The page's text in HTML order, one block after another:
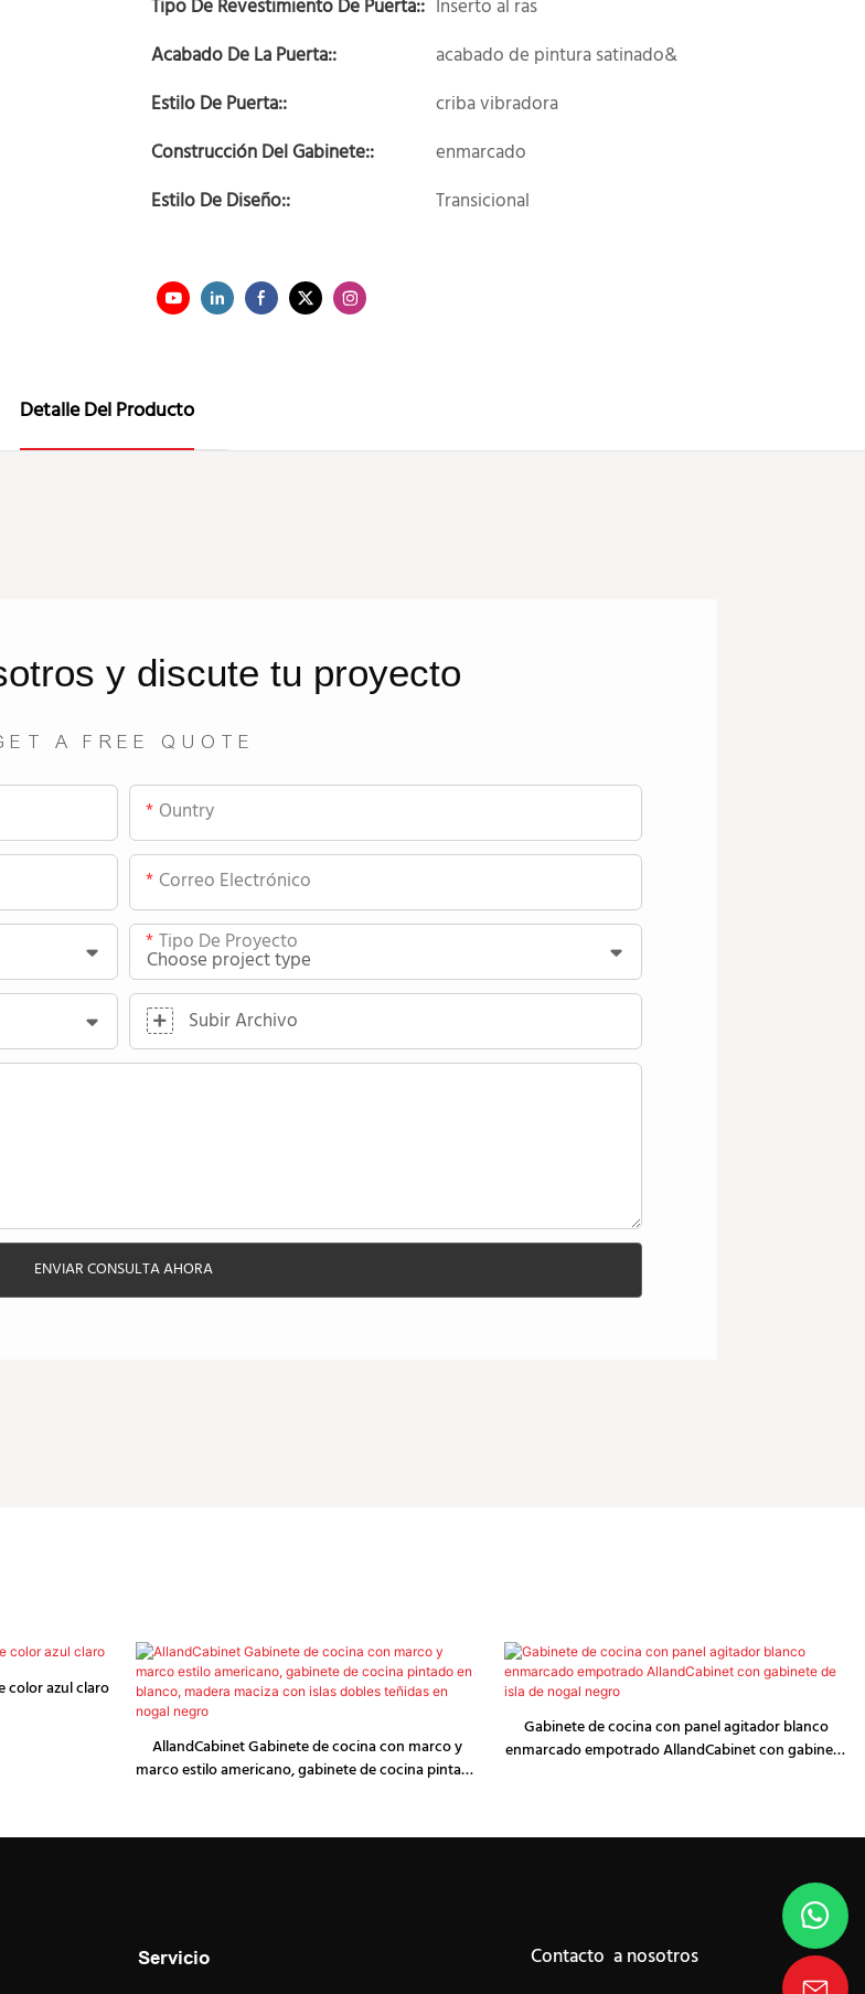
Tipo De Revestimiento De Puerta:: Inserto al ras
Acabado De La Puerta::
acabado de pintura satinado&
Estilo De Puerta::
criba vibradora
Construcción Del Gabinete::
enmarcado
Estilo De Diseño::
Transicional
Detalle Del Producto
y discute tu proyecto
A FREE QUOTE
Ountry
Correo Electrónico
Tipo De Proyecto
Subir Archivo
ENVIAR CONSULTA AHORA
color azul claro
AllandCabinet Gabinete de cocina con marco y
marco estilo americano, gabinete de cocina pintado
Gabinete de cocina con panel agitador blanco
enmarcado empotrado AllandCabinet con gabinete
Servicio Contacto a nosotros